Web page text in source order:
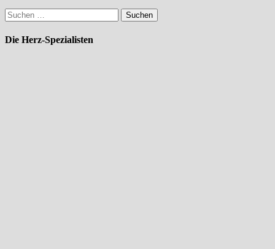
Suchen
nach:
Die Herz-Spezialisten